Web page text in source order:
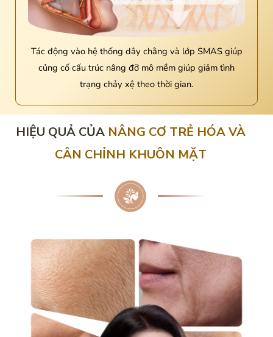
Tác động vào hệ thống dây chằng và lớp SMAS giúp
củng cố cấu trúc nâng đỡ mô mềm giúp giảm tình
trạng chảy xệ theo thời gian.
HIỆU QUẢ CỦA NÂNG CƠ TRẺ HÓA VÀ
CÂN CHỈNH KHUÔN MẶT